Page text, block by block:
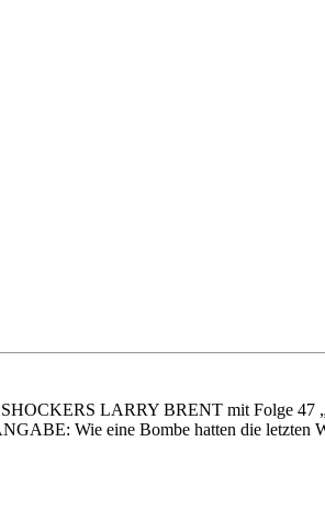
SHOCKERS LARRY BRENT mit Folge 47
Wie eine Bombe hatten die